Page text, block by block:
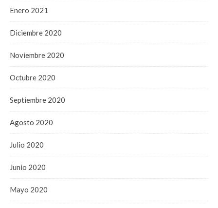
Enero 2021
Diciembre 2020
Noviembre 2020
Octubre 2020
Septiembre 2020
Agosto 2020
Julio 2020
Junio 2020
Mayo 2020